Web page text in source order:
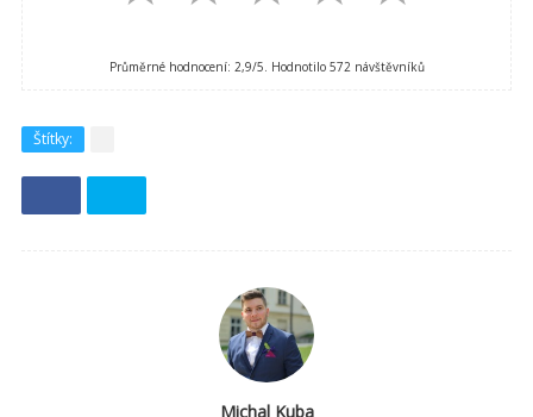
Průměrné hodnocení: 2,9/5. Hodnotilo 572návštěvníků
Štítky:
Michal Kuba